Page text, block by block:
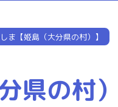
ま【姫島（大分県の村）】
県の村）